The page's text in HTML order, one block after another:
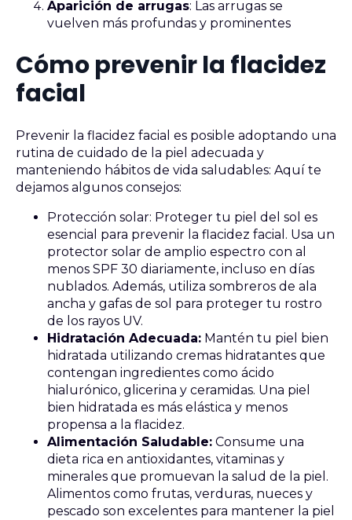
Aparición de arrugas: Las arrugas se
vuelven más profundas y prominentes
Cómo prevenir la flacidez
facial
Prevenir la flacidez facial es posible adoptando una
rutina de cuidado de la piel adecuada y
manteniendo hábitos de vida saludables: Aquí te
dejamos algunos consejos:
Protección solar: Proteger tu piel del sol es
esencial para prevenir la flacidez facial. Usa un
protector solar de amplio espectro con al
menos SPF 30 diariamente, incluso en días
nublados. Además, utiliza sombreros de ala
ancha y gafas de sol para proteger tu rostro
de los rayos UV.
Hidratación Adecuada: Mantén tu piel bien
hidratada utilizando cremas hidratantes que
contengan ingredientes como ácido
hialurónico, glicerina y ceramidas. Una piel
bien hidratada es más elástica y menos
propensa a la flacidez.
Alimentación Saludable: Consume una
dieta rica en antioxidantes, vitaminas y
minerales que promuevan la salud de la piel.
Alimentos como frutas, verduras, nueces y
pescado son excelentes para mantener la piel